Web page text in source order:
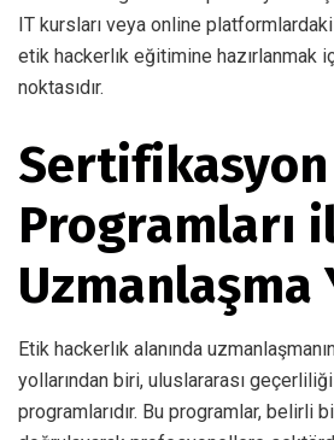
IT kursları veya online
etik hackerlık eğitimine hazırlanmak
noktasıdır.
Sertifikasyon
Programları
Uzmanlaşma
Etik hackerlık alanında
yollarından biri, uluslararası
programlarıdır. Bu programlar, belirli